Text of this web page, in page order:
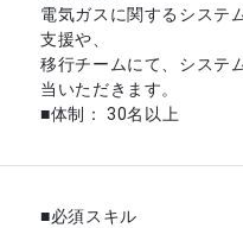
電気ガスに関するシステ
支援や、
移行チームにて、システ
当いただきます。
■体制： 30名以上
必須スキル